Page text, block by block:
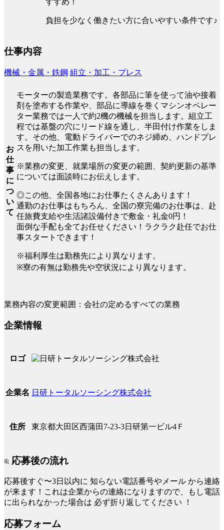
すすめ！
負担を少なく働きたい方に合いやすい条件です♪
仕事内容
機械・金属・鉄鋼 組立・加工・プレス
お
仕
事
に
つ
い
て
モーターの製造業務です。各部品に筆を使って油や接着
剤を塗布する作業や、部品に導線を巻くマシンオペレー
ター業務では一人で約2機の機械を担当します。組立工
程では基盤の穴にリード線を通し、半田付け作業をしま
す。その他、電動ドライバーでのネジ締め、ハンドプレ
スを用いた加工作業も担当します。
※業務の変更、就業場所の変更の範囲、契約更新の基準
については面談時にお伝えします。
◎この他、全国各地にお仕事たくさんあります！
通勤のお仕事はもちろん、全国の寮完備のお仕事は、赴
任旅費支給や生活諸設備付きで敷金・礼金0円！
面倒な手配も全てお任せください！ラクラク赴任でお仕
事スタートできます！
※福利厚生は勤務先により異なります。
※寮の有無は勤務先や空状況により異なります。
業務内容の変更範囲：会社の定めるすべての業務
企業情報
ロゴ
企業名 日研トータルソーシング株式会社
住所 東京都大田区西蒲田7-23-3日研第一ビル4Ｆ
応募後の流れ
応募後すぐ〜3日以内に 知らない電話番号やメール から連絡
が来ます！これは企業からの連絡になりますので、もし電話
に出られなかった場合は 必ず折り返してください ！
応募フォーム